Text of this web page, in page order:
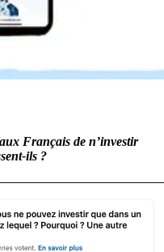
Français de n’investir
ils ?